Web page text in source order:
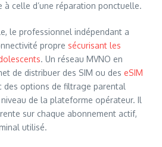
à celle d’une réparation ponctuelle.
le professionnel indépendant a
propre sécurisant les
. Un réseau MVNO en
de distribuer des SIM ou des eSIM
des options de filtrage parental
de la plateforme opérateur. Il
sur chaque abonnement actif,
utilisé.